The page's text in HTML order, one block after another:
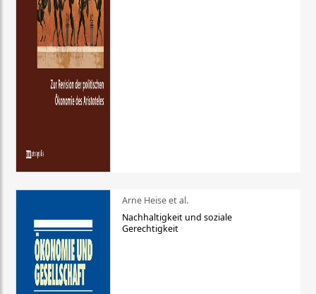
Arne Heise et al.
Nachhaltigkeit und soziale
Gerechtigkeit